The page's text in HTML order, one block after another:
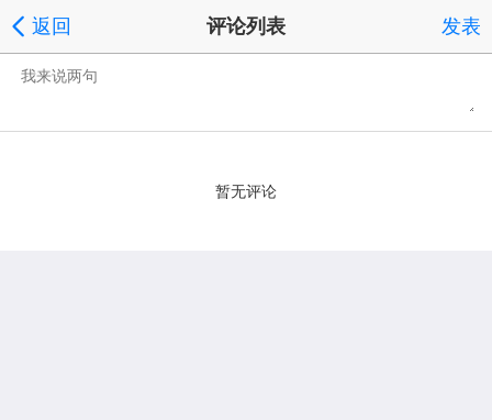
返回 评论列表 发表
暂无评论